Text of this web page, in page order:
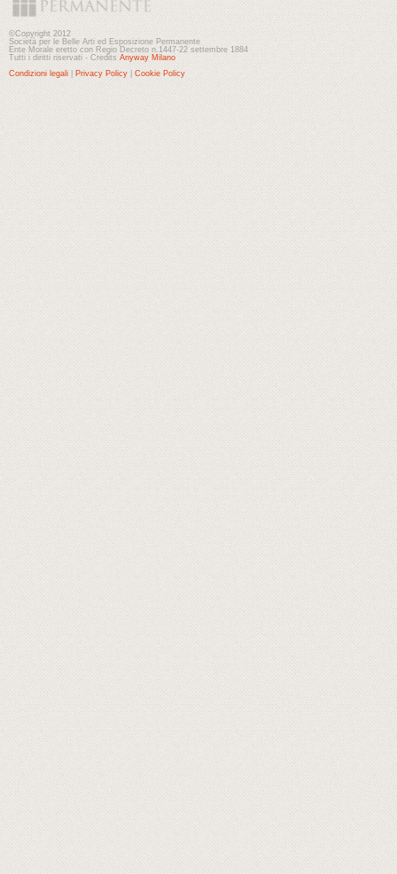
©Copyright 2012
Società per le Belle Arti ed Esposizione Permanente
Ente Morale eretto con Regio Decreto n.1447-22 settembre 1884
Tutti i diritti riservati - Credits Anyway Milano
Condizioni legali
Privacy Policy Cookie Policy